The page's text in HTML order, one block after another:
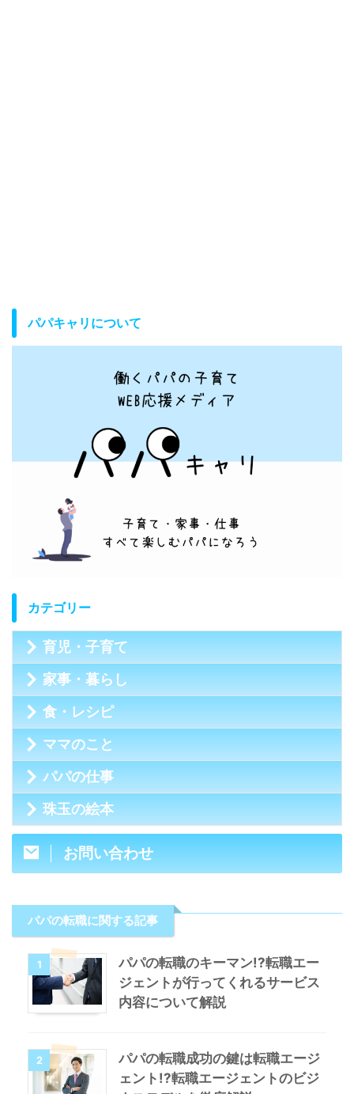
パパキャリについて
カテゴリー
育児・子育て
家事・暮らし
食・レシピ
ママのこと
パパの仕事
珠玉の絵本
お問い合わせ
パパの転職に関する記事
1
パパの転職のキーマン!?転職エー
ジェントが行ってくれるサービス
内容について解説
2
パパの転職成功の鍵は転職エージ
ェント!?転職エージェントのビジ